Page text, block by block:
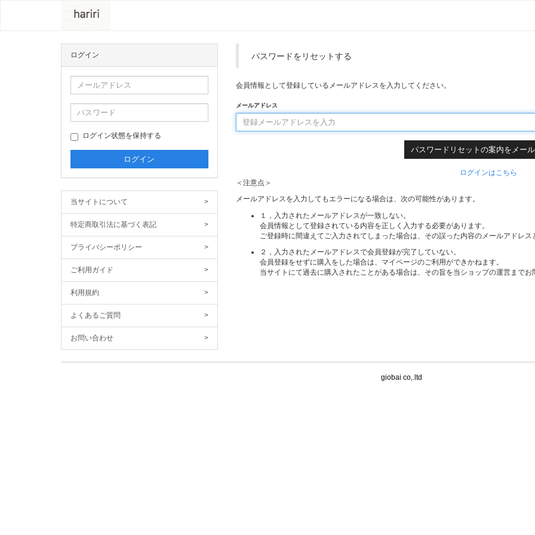
ログイン
ログイン状態を保持する
当サイトについて >
特定商取引法に基づく表記 >
プライバシーポリシー >
ご利用ガイド >
利用規約 >
よくあるご質問 >
お問い合わせ >
パスワードをリセットする
会員情報として登録しているメールアドレスを入力してください。
メールアドレス
ログインはこちら
＜注意点＞
メールアドレスを入力してもエラーになる場合は、次の可能性があります。
１，入力されたメールアドレスが一致しない。
会員情報として登録されている内容を正しく入力する必要があります。
ご登録時に間違えてご入力されてしまった場合は、その誤った内容のメールアドレス
２，入力されたメールアドレスで会員登録が完了していない。
会員登録をせずに購入をした場合は、マイページのご利用ができかねます。
当サイトにて過去に購入されたことがある場合は、その旨を当ショップの運営までお
giobai co,.ltd